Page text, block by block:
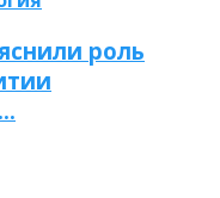
роль